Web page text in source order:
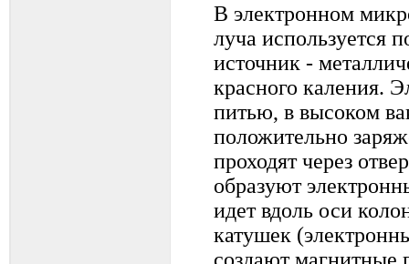
В электронном
луча используется
источник -
красного каления.
питью, в высоком
положительно
проходят через
образуют
идет вдоль оси
катушек